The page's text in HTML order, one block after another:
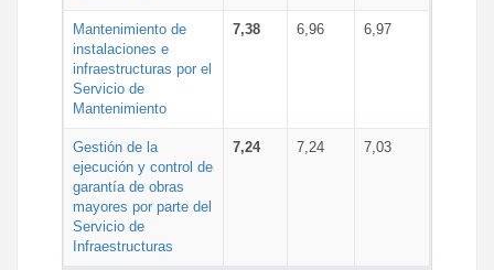
Mantenimiento de
instalaciones e
infraestructuras por el
Servicio de
Mantenimiento
7,38 6,96 6,97
Gestión de la
ejecución y control de
garantía de obras
mayores por parte del
Servicio de
Infraestructuras
7,24 7,24 7,03